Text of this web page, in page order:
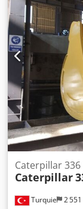
Turquie 2
Caterpillar
Caterpillar